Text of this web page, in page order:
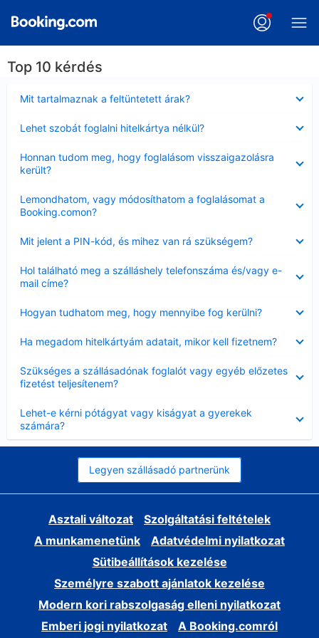
Top 10 kérdés
Mit tartalmaznak a feltüntetett árak?
Lehet szobát foglalni hitelkártya nélkül?
Honnan tudom meg, hogy foglalásom visszaigazolásra
került?
Lemondhatom, vagy módosíthatom a foglalásomat a
Booking.comon?
Mit jelent a PIN-kód, és mihez van rá szükségem?
Hol található meg a szálláshely telefonszáma és/vagy e-
mail címe?
Hogyan tudhatom meg, hogy mennyibe fog kerülni?
Ha megadom hitelkártyám adatait, mikor kell fizetnem?
Szükséges a szállásadónak foglalót vagy egyéb előzetes
fizetést teljesítenem?
Lehet-e kérni pótágyat vagy kiságyat a gyerekek
számára?
Legyen szállásadó partnerünk
Asztali változat
Szolgáltatási feltételek
A munkamenetünk
Adatvédelmi nyilatkozat
Sütibeállítások kezelése
Személyre szabott ajánlatok kezelése
Modern kori rabszolgaság elleni nyilatkozat
Emberi jogi nyilatkozat
A Booking.comról